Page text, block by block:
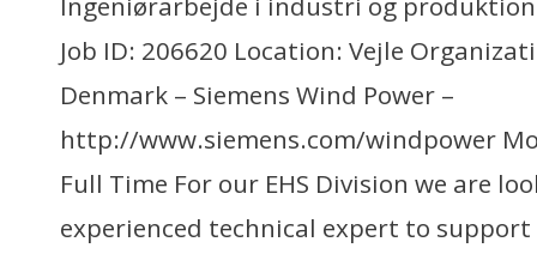
Job ID: 206620 Location: Vejle
Denmark – Siemens Wind Power –
http://www.siemens.com/windpower
Full Time For our EHS Division we are
experienced technical expert to